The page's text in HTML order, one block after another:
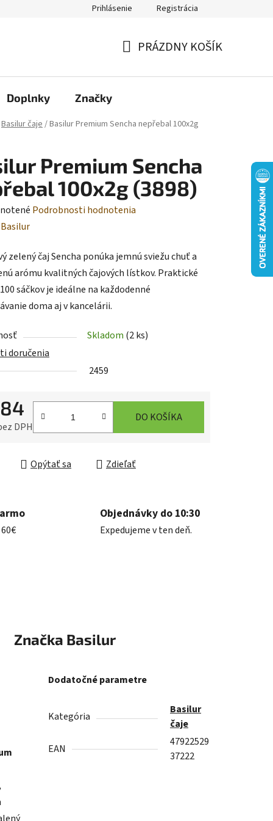
Prihlásenie Registrácia
PRÁZDNY KOŠÍK
Doplnky Značky
Basilur čaje/Basilur Premium Sencha nepřebal 100x2g
Premium Sencha
100x2g (3898)
Podrobnosti hodnotenia
Basilur
zelený čajSencha ponúka jemnú sviežu chuť a
arómu kvalitných čajových lístkov. Praktické
sáčkov je ideálne na každodenné
doma aj v kancelárii.
Skladom (2 ks)
doručenia
2459
DPH
DO KOŠÍKA
Opýtať sa Zdieľať
Objednávky do 10:30
Expedujeme v ten deň.
Značka Basilur
Dodatočné parametre
Kategória
Basilur
čaje
EAN
47922529
37222